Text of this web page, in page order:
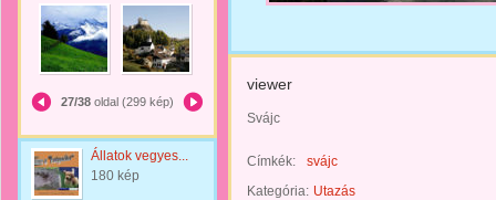
27/38 oldal (299 kép)
Állatok vegyes...
180 kép
viewer
Svájc
Címkék:
svájc
Kategória: Utazás